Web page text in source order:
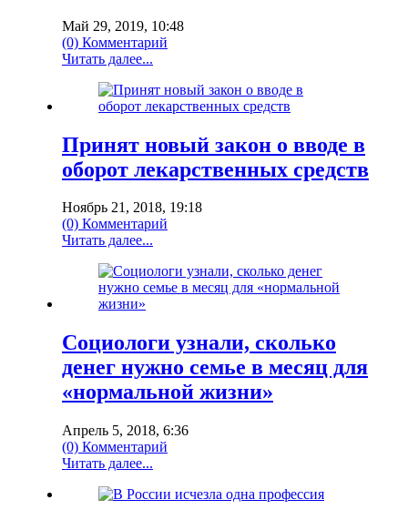
Май 29, 2019, 10:48
(0) Комментарий
Читать далее...
Принят новый закон о вводе в
оборот лекарственных средств
Ноябрь 21, 2018, 19:18
(0) Комментарий
Читать далее...
Социологи узнали, сколько
денег нужно семье в месяц для
«нормальной жизни»
Апрель 5, 2018, 6:36
(0) Комментарий
Читать далее...